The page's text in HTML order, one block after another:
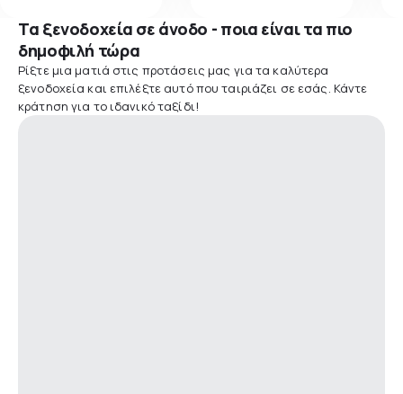
Τα ξενοδοχεία σε άνοδο - ποια είναι τα πιο
δημοφιλή τώρα
Ρίξτε μια ματιά στις προτάσεις μας για τα καλύτερα
ξενοδοχεία και επιλέξτε αυτό που ταιριάζει σε εσάς. Κάντε
κράτηση για το ιδανικό ταξίδι!